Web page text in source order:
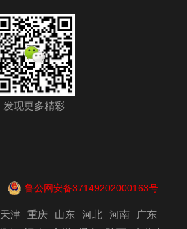
发现更多精彩
鲁公网安备37149202000163号
天津 重庆 山东 河北 河南
广东